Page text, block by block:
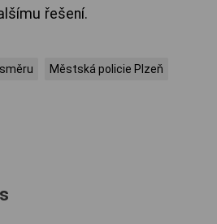
řešení.
Městská policie Plzeň